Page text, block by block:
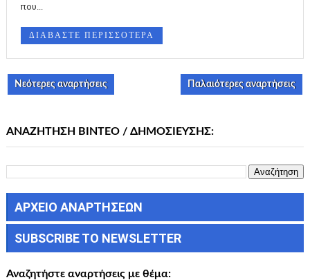
που...
ΔΙΑΒΑΣΤΕ ΠΕΡΙΣΣΟΤΕΡΑ
Νεότερες αναρτήσεις Παλαιότερες αναρτήσεις
ΑΝΑΖΗΤΗΣΗ ΒΙΝΤΕΟ / ΔΗΜΟΣΙΕΥΣΗΣ:
ΑΡΧΕΙΟ ΑΝΑΡΤΗΣΕΩΝ
SUBSCRIBE TO NEWSLETTER
Αναζητήστε αναρτήσεις με θέμα: